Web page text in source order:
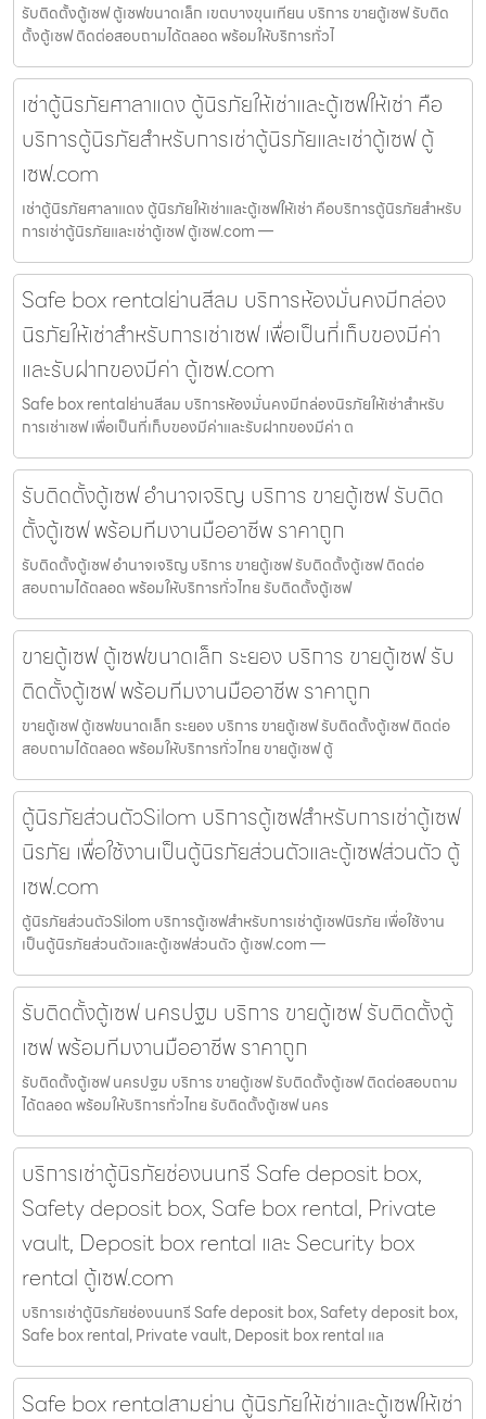
รับติดตั้งตู้เซฟ ตู้เซฟขนาดเล็ก เขตบางขุนเทียน บริการ ขายตู้เซฟ รับติด
ตั้งตู้เซฟ ติดต่อสอบถามได้ตลอด พร้อมให้บริการทั่วไ
เช่าตู้นิรภัยศาลาแดง ตู้นิรภัยให้เช่าและตู้เซฟให้เช่า คือ
บริการตู้นิรภัยสำหรับการเช่าตู้นิรภัยและเช่าตู้เซฟ ตู้
เซฟ.com
เช่าตู้นิรภัยศาลาแดง ตู้นิรภัยให้เช่าและตู้เซฟให้เช่า คือบริการตู้นิรภัยสำหรับ
การเช่าตู้นิรภัยและเช่าตู้เซฟ ตู้เซฟ.com —
Safe box rentalย่านสีลม บริการห้องมั่นคงมีกล่อง
นิรภัยให้เช่าสำหรับการเช่าเซฟ เพื่อเป็นที่เก็บของมีค่า
และรับฝากของมีค่า ตู้เซฟ.com
Safe box rentalย่านสีลม บริการห้องมั่นคงมีกล่องนิรภัยให้เช่าสำหรับ
การเช่าเซฟ เพื่อเป็นที่เก็บของมีค่าและรับฝากของมีค่า ต
รับติดตั้งตู้เซฟ อำนาจเจริญ บริการ ขายตู้เซฟ รับติด
ตั้งตู้เซฟ พร้อมทีมงานมืออาชีพ ราคาถูก
รับติดตั้งตู้เซฟ อำนาจเจริญ บริการ ขายตู้เซฟ รับติดตั้งตู้เซฟ ติดต่อ
สอบถามได้ตลอด พร้อมให้บริการทั่วไทย รับติดตั้งตู้เซฟ
ขายตู้เซฟ ตู้เซฟขนาดเล็ก ระยอง บริการ ขายตู้เซฟ รับ
ติดตั้งตู้เซฟ พร้อมทีมงานมืออาชีพ ราคาถูก
ขายตู้เซฟ ตู้เซฟขนาดเล็ก ระยอง บริการ ขายตู้เซฟ รับติดตั้งตู้เซฟ ติดต่อ
สอบถามได้ตลอด พร้อมให้บริการทั่วไทย ขายตู้เซฟ ตู้
ตู้นิรภัยส่วนตัวSilom บริการตู้เซฟสำหรับการเช่าตู้เซฟ
นิรภัย เพื่อใช้งานเป็นตู้นิรภัยส่วนตัวและตู้เซฟส่วนตัว ตู้
เซฟ.com
ตู้นิรภัยส่วนตัวSilom บริการตู้เซฟสำหรับการเช่าตู้เซฟนิรภัย เพื่อใช้งาน
เป็นตู้นิรภัยส่วนตัวและตู้เซฟส่วนตัว ตู้เซฟ.com —
รับติดตั้งตู้เซฟ นครปฐม บริการ ขายตู้เซฟ รับติดตั้งตู้
เซฟ พร้อมทีมงานมืออาชีพ ราคาถูก
รับติดตั้งตู้เซฟ นครปฐม บริการ ขายตู้เซฟ รับติดตั้งตู้เซฟ ติดต่อสอบถาม
ได้ตลอด พร้อมให้บริการทั่วไทย รับติดตั้งตู้เซฟ นคร
บริการเช่าตู้นิรภัยช่องนนทรี Safe deposit box,
Safety deposit box, Safe box rental, Private
vault, Deposit box rental และ Security box
rental ตู้เซฟ.com
บริการเช่าตู้นิรภัยช่องนนทรี Safe deposit box, Safety deposit box,
Safe box rental, Private vault, Deposit box rental แล
Safe box rentalสามย่าน ตู้นิรภัยให้เช่าและตู้เซฟให้เช่า